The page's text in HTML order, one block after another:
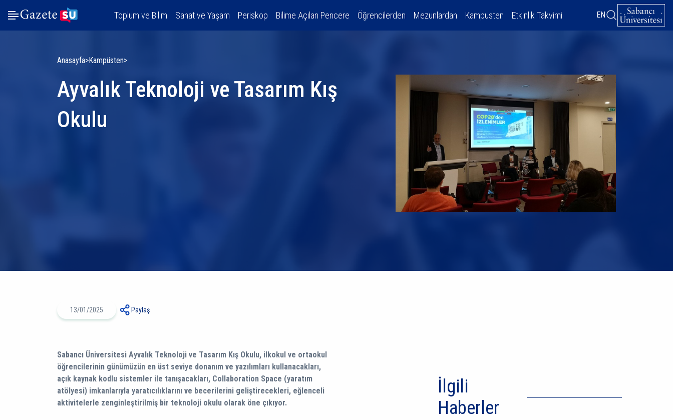
Toplum ve Bilim Sanat ve Yaşam Periskop Bilime Açılan Pencere Öğrencilerden Mezunlardan Kampüsten Etkinlik Takvimi EN
Anasayfa Kampüsten
Ayvalık Teknoloji ve Tasarım Kış
Okulu
13/01/2025 Paylaş
Sabancı Üniversitesi Ayvalık Teknoloji ve Tasarım Kış Okulu, ilkokul ve ortaokul
öğrencilerinin günümüzün en üst seviye donanım ve yazılımları kullanacakları,
açık kaynak kodlu sistemler ile tanışacakları, Collaboration Space (yaratım
atölyesi) imkanlarıyla yaratıcılıklarını ve becerilerini geliştirecekleri, eğlenceli
aktivitelerle zenginleştirilmiş bir teknoloji okulu olarak öne çıkıyor.
İlgili
Haberler